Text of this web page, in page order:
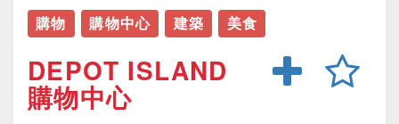
購物 購物中心 建築 美食
DEPOT ISLAND
購物中心